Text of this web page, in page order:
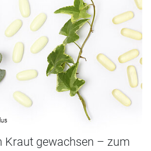
Kraut gewachsen – zum